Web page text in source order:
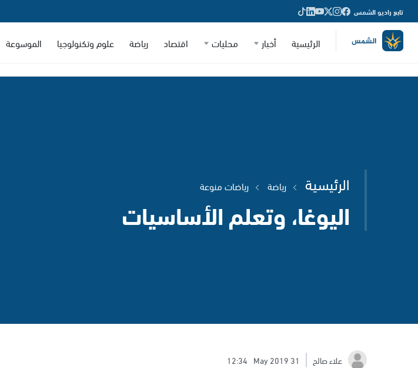
تابع راديو الشمس
الرئيسية أخبار محليات اقتصاد رياضة علوم وتكنولوجيا الموسوعة
الرئيسية رياضة رياضات منوعة
اليوغا، وتعلم الأساسيات
علاء صالح 31 May 2019
12:34